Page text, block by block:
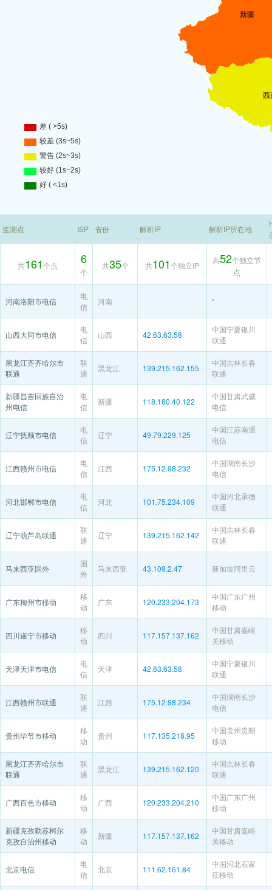
监测点 ISP 省份 解析IP 解析IP所在地
共161个点 6
个
共35个 共101个独立IP
共52个独立节
点
河南洛阳市电信
电
信
河南 *
山西大同市电信
电
信
山西 42.63.63.58
中国宁夏银川
联通
黑龙江齐齐哈尔市
联通
联
通
黑龙江 139.215.162.155
中国吉林长春
联通
新疆昌吉回族自治
州电信
电
信
新疆 118.180.40.122
中国甘肃武威
电信
辽宁抚顺市电信
电
信
辽宁 49.79.229.125
中国江苏南通
电信
江西赣州市电信
电
信
江西 175.12.98.232
中国湖南长沙
电信
河北邯郸市电信
电
信
河北 101.75.234.109
中国河北承德
联通
辽宁葫芦岛联通
联
通
辽宁 139.215.162.142
中国吉林长春
联通
马来西亚国外
国
外
马来西亚 43.109.2.47 新加坡阿里云
广东梅州市移动
移
动
广东 120.233.204.173
中国广东广州
移动
四川遂宁市移动
移
动
四川 117.157.137.162
中国甘肃嘉峪
关移动
天津天津市电信
电
信
天津 42.63.63.58
中国宁夏银川
联通
江西赣州市联通
联
通
江西 175.12.98.234
中国湖南长沙
电信
贵州毕节市移动
移
动
贵州 117.135.218.95
中国贵州贵阳
移动
黑龙江齐齐哈尔市
联通
联
通
黑龙江 139.215.162.120
中国吉林长春
联通
广西百色市移动
移
动
广西 120.233.204.210
中国广东广州
移动
新疆克孜勒苏柯尔
克孜自治州移动
移
动
新疆 117.157.137.162
中国甘肃嘉峪
关移动
北京电信
电
信
北京 111.62.161.84
中国河北石家
庄移动